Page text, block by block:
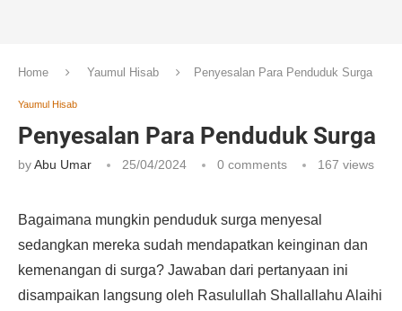
Home Yaumul Hisab Penyesalan Para Penduduk Surga
Yaumul Hisab
Penyesalan Para Penduduk Surga
byAbu Umar 25/04/2024 0 comments 167 views
Bagaimana mungkin penduduk surga menyesal
sedangkan mereka sudah mendapatkan keinginan dan
kemenangan di surga? Jawaban dari pertanyaan ini
disampaikan langsung oleh Rasulullah Shallallahu Alaihi